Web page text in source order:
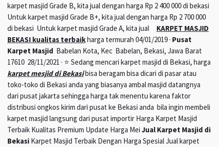
karpet masjid Grade B, kita jual dengan harga Rp 2 400 000 di bekasi
Untuk karpet masjid Grade B+, kita jual dengan harga Rp 2 700 000
di bekasi Untuk karpet masjid Grade A, kita jual KARPET MASJID
BEKASI kualitas terbaikharga termurah 04/01/2019 · Pusat
Karpet Masjid Babelan Kota, Kec Babelan, Bekasi, Jawa Barat
17610 28/11/2021 · ⭐ Sedang mencari karpet masjid di Bekasi, harga
karpet mesjid di Bekasibisa beragam bisa dicari di pasar atau
toko-toko di Bekasi anda yang biasanya ambal masjid datangnya
dari pusat jakarta sehingga harga tak menentu karena faktor
distribusi ongkos kirim dari pusat ke Bekasi anda bila ingin membeli
karpet masjid langsung dari pusat importir Harga Karpet Masjid
Terbaik Kualitas Premium Update Harga Mei Jual Karpet Masjid di
Bekasi Karpet Masjid Terbaik Dengan Harga Spesial Jual karpet